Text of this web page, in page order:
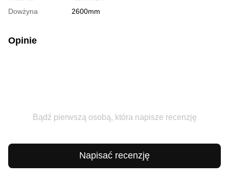
Dowżyna
2600mm
Opinie
Bądź pierwszą osobą, która napisze recenzję
Napisać recenzję